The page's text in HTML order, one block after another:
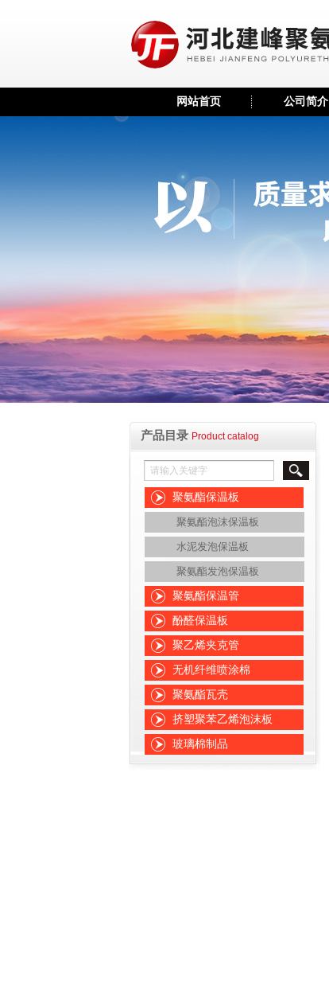
网站首页 公司简介
产品目录 Product catalog
聚氨酯保温板
聚氨酯泡沫保温板
水泥发泡保温板
聚氨酯发泡保温板
聚氨酯保温管
酚醛保温板
聚乙烯夹克管
无机纤维喷涂棉
聚氨酯瓦壳
挤塑聚苯乙烯泡沫板
玻璃棉制品